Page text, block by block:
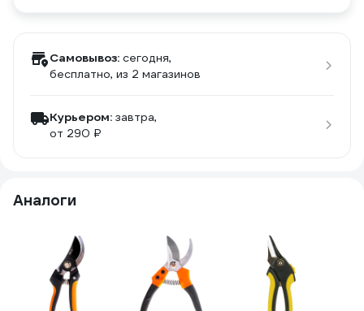
Самовывоз: сегодня,
бесплатно, из 2 магазинов
Курьером: завтра,
от 290 ₽
Аналоги